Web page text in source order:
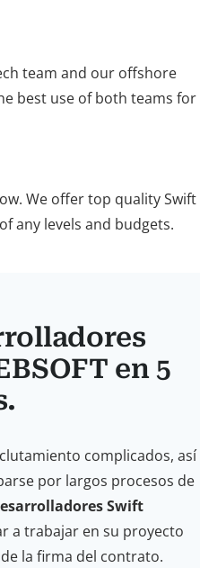
team and our offshore
best use of both teams for
We offer top quality Swift
any levels and budgets.
en 5
complicados, así
por largos procesos de
Swift
a trabajar en su proyecto
la firma del contrato.